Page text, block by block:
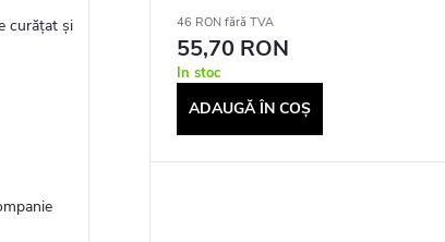
curățat și
u
46 RON fără TVA
55,70 RON
In stoc
ADAUGĂ ÎN COŞ